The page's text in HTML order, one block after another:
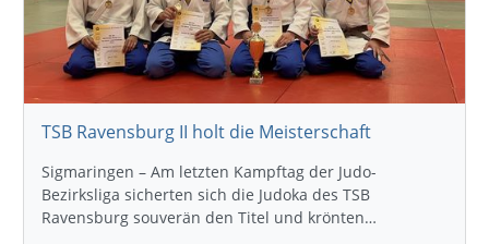
TSB Ravensburg II holt die Meisterschaft
Sigmaringen – Am letzten Kampftag der Judo-
Bezirksliga sicherten sich die Judoka des TSB
Ravensburg souverän den Titel und krönten…